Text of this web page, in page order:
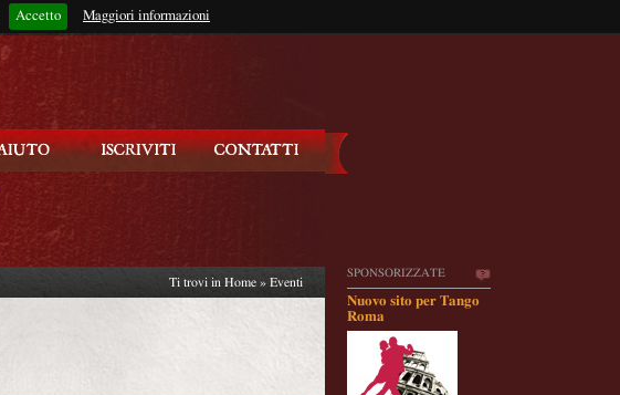
Accetto Maggiori informazioni
Rimani connesso?
SPONSORIZZATE
Nuovo sito per Tango
Roma
Ti trovi in Home » Eventi